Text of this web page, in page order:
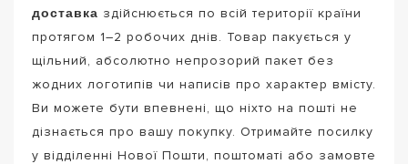
доставка здійснюється по всій території країни
протягом 1–2 робочих днів. Товар пакується у
щільний, абсолютно непрозорий пакет без
жодних логотипів чи написів про характер вмісту.
Ви можете бути впевнені, що ніхто на пошті не
дізнається про вашу покупку. Отримайте посилку
у відділенні Нової Пошти, поштоматі або замовте